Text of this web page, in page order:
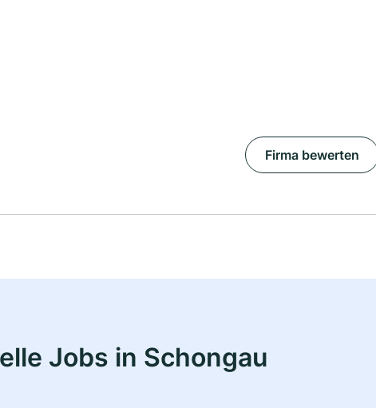
Firma bewerten
Jobs in Schongau